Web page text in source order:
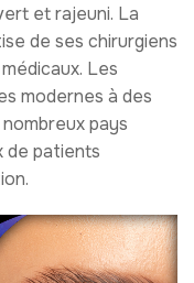
et rajeuni. La
de ses chirurgiens
Les
modernes à des
pays
de patients